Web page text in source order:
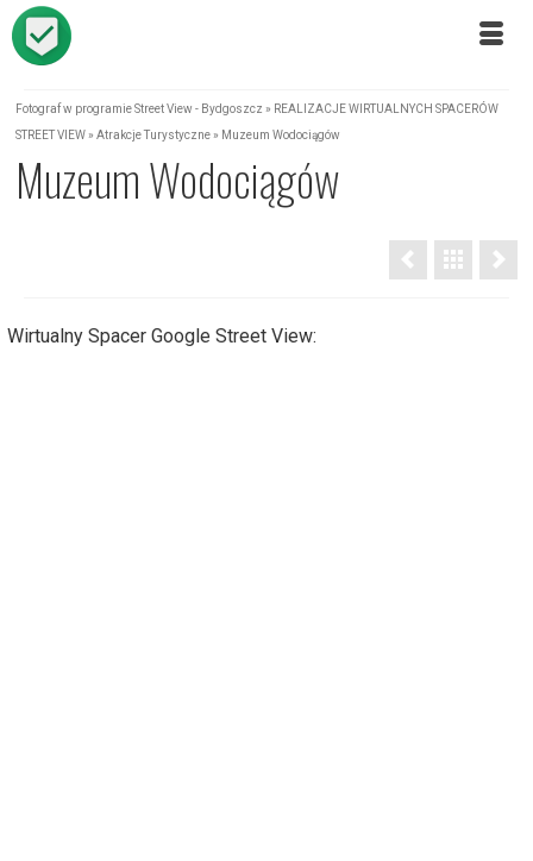
Fotograf w programie Street View - Bydgoszcz » REALIZACJE WIRTUALNYCH SPACERÓW
STREET VIEW» Atrakcje Turystyczne» Muzeum Wodociągów
Muzeum Wodociągów
Wirtualny Spacer Google Street View: